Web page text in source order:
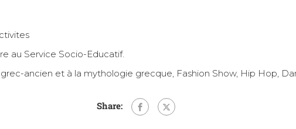
au Service Socio-Educatif.
ancien et à la mythologie grecque, Fashion Show, Hip Hop,
Share: